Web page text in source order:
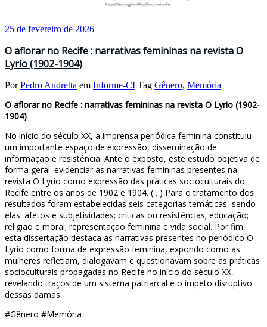
25 de fevereiro de 2026
O aflorar no Recife : narrativas femininas na revista O
Lyrio (1902-1904)
PorPedro Andretta em Informe-CI Tag Gênero, Memória
O aflorar no Recife : narrativas femininas na revista O Lyrio (1902-
1904)
No início do século XX, a imprensa periódica feminina constituiu
um importante espaço de expressão, disseminação de
informação e resistência. Ante o exposto, este estudo objetiva de
forma geral: evidenciar as narrativas femininas presentes na
revista O Lyrio como expressão das práticas socioculturais do
Recife entre os anos de 1902 e 1904. (…) Para o tratamento dos
resultados foram estabelecidas seis categorias temáticas, sendo
elas: afetos e subjetividades; críticas ou resistências; educação;
religião e moral; representação feminina e vida social. Por fim,
esta dissertação destaca as narrativas presentes no periódico O
Lyrio como forma de expressão feminina, expondo como as
mulheres refletiam, dialogavam e questionavam sobre as práticas
socioculturais propagadas no Recife no início do século XX,
revelando traços de um sistema patriarcal e o ímpeto disruptivo
dessas damas.
#Gênero #Memória